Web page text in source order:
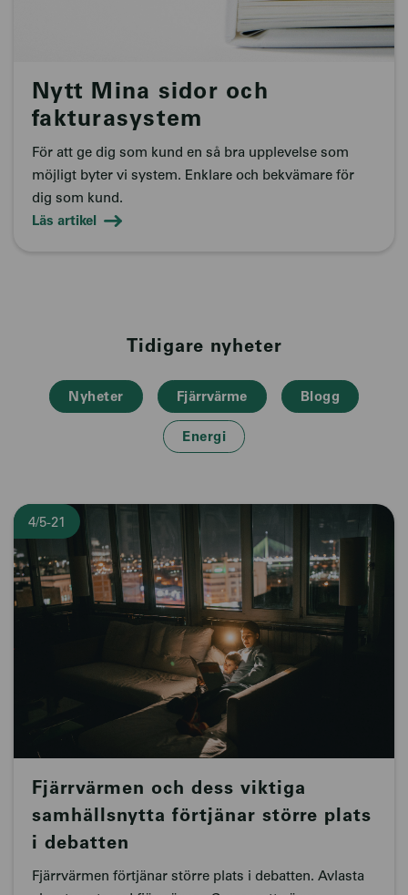
Nytt Mina sidor och
fakturasystem
För att ge dig som kund en så bra upplevelse som
möjligt byter vi system. Enklare och bekvämare för
dig som kund.
Läs artikel
Tidigare nyheter
Nyheter Fjärrvärme Blogg
Energi
4/5-21
Fjärrvärmen och dess viktiga
samhällsnytta förtjänar större plats
i debatten
Fjärrvärmen förtjänar större plats i debatten. Avlasta